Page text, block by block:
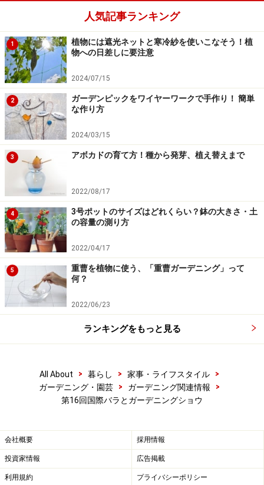
人気記事ランキング
1
植物には遮光ネットと寒冷紗を使いこなそう！植
物への日差しに要注意
2024/07/15
2
ガーデンピックをワイヤーワークで手作り！ 簡単
な作り方
2024/03/15
3 アボカドの育て方！種から発芽、植え替えまで
2022/08/17
4
3号ポットのサイズはどれくらい？鉢の大きさ・土
の容量の測り方
2022/04/17
5
重曹を植物に使う、「重曹ガーデニング」って
何？
2022/06/23
ランキングをもっと見る
All About > 暮らし > 家事・ライフスタイル
>
ガーデニング・園芸
> ガーデニング関連情報
>
第16回国際バラとガーデニングショウ
会社概要 採用情報
投資家情報 広告掲載
利用規約 プライバシーポリシー